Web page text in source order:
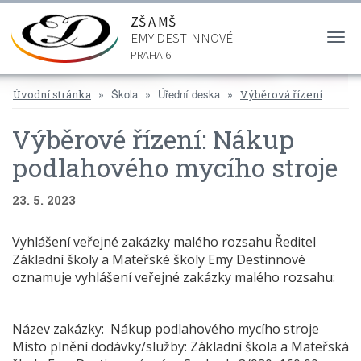
ZŠ A MŠ
EMY DESTINNOVÉ
PRAHA 6
Úvodní stránka Škola Úřední deska Výběrová řízení
Výběrové řízení: Nákup
podlahového mycího stroje
23. 5. 2023
Vyhlášení veřejné zakázky malého rozsahu Ředitel
Základní školy a Mateřské školy Emy Destinnové
oznamuje vyhlášení veřejné zakázky malého rozsahu:
Název zakázky: Nákup podlahového mycího stroje
Místo plnění dodávky/služby: Základní škola a Mateřská